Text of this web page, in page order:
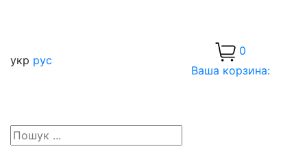
укр рус
0
Ваша корзина: